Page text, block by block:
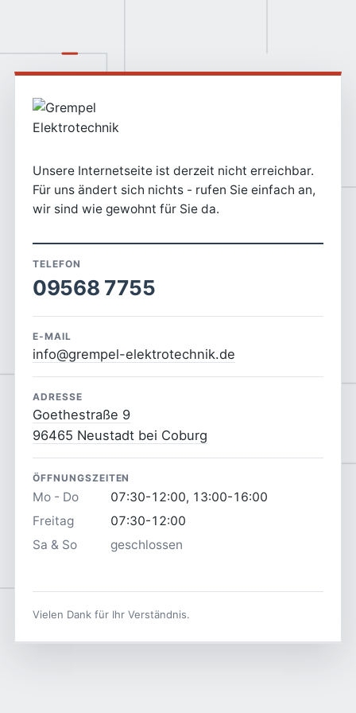
Unsere Internetseite ist derzeit nicht erreichbar.
Für uns ändert sich nichts - rufen Sie einfach an,
wir sind wie gewohnt für Sie da.
TELEFON
09568 7755
E-MAIL
info@grempel-elektrotechnik.de
ADRESSE
Goethestraße 9
96465 Neustadt bei Coburg
ÖFFNUNGSZEITEN
Mo - Do
07:30-12:00, 13:00-16:00
Freitag
07:30-12:00
Sa & So
geschlossen
Vielen Dank für Ihr Verständnis.